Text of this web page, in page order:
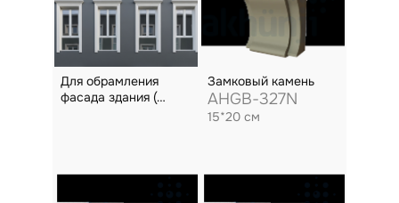
Для обрамления
фасада здания (
Замковый камень
AHGB-327N
15*20 см